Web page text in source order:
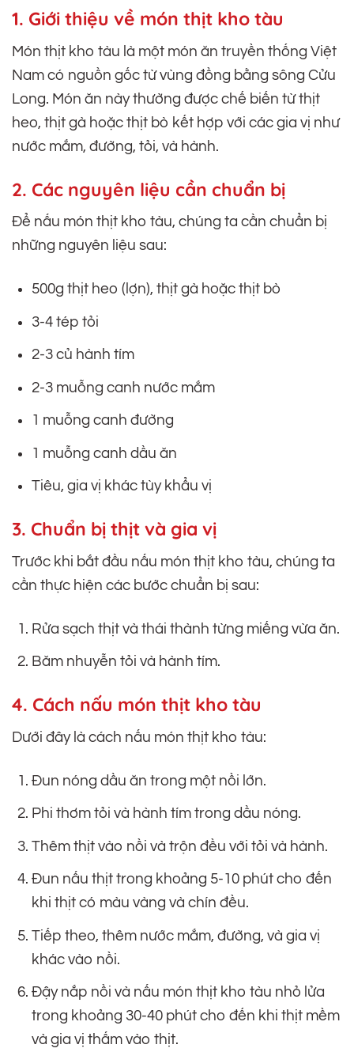
1. Giới thiệu về món thịt kho tàu
Món thịt kho tàu là một món ăn truyền thống Việt
Nam có nguồn gốc từ vùng đồng bằng sông Cửu
Long. Món ăn này thường được chế biến từ thịt
heo, thịt gà hoặc thịt bò kết hợp với các gia vị như
nước mắm, đường, tỏi, và hành.
2. Các nguyên liệu cần chuẩn bị
Để nấu món thịt kho tàu, chúng ta cần chuẩn bị
những nguyên liệu sau:
500g thịt heo (lợn), thịt gà hoặc thịt bò
3-4 tép tỏi
2-3 củ hành tím
2-3 muỗng canh nước mắm
1 muỗng canh đường
1 muỗng canh dầu ăn
Tiêu, gia vị khác tùy khẩu vị
3. Chuẩn bị thịt và gia vị
Trước khi bắt đầu nấu món thịt kho tàu, chúng ta
cần thực hiện các bước chuẩn bị sau:
Rửa sạch thịt và thái thành từng miếng vừa ăn.
Băm nhuyễn tỏi và hành tím.
4. Cách nấu món thịt kho tàu
Dưới đây là cách nấu món thịt kho tàu:
Đun nóng dầu ăn trong một nồi lớn.
Phi thơm tỏi và hành tím trong dầu nóng.
Thêm thịt vào nồi và trộn đều với tỏi và hành.
Đun nấu thịt trong khoảng 5-10 phút cho đến
khi thịt có màu vàng và chín đều.
Tiếp theo, thêm nước mắm, đường, và gia vị
khác vào nồi.
Đậy nắp nồi và nấu món thịt kho tàu nhỏ lửa
trong khoảng 30-40 phút cho đến khi thịt mềm
và gia vị thấm vào thịt.